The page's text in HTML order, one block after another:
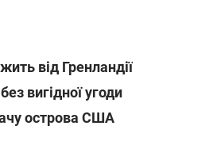
від Гренландії
вигідної угоди
острова США